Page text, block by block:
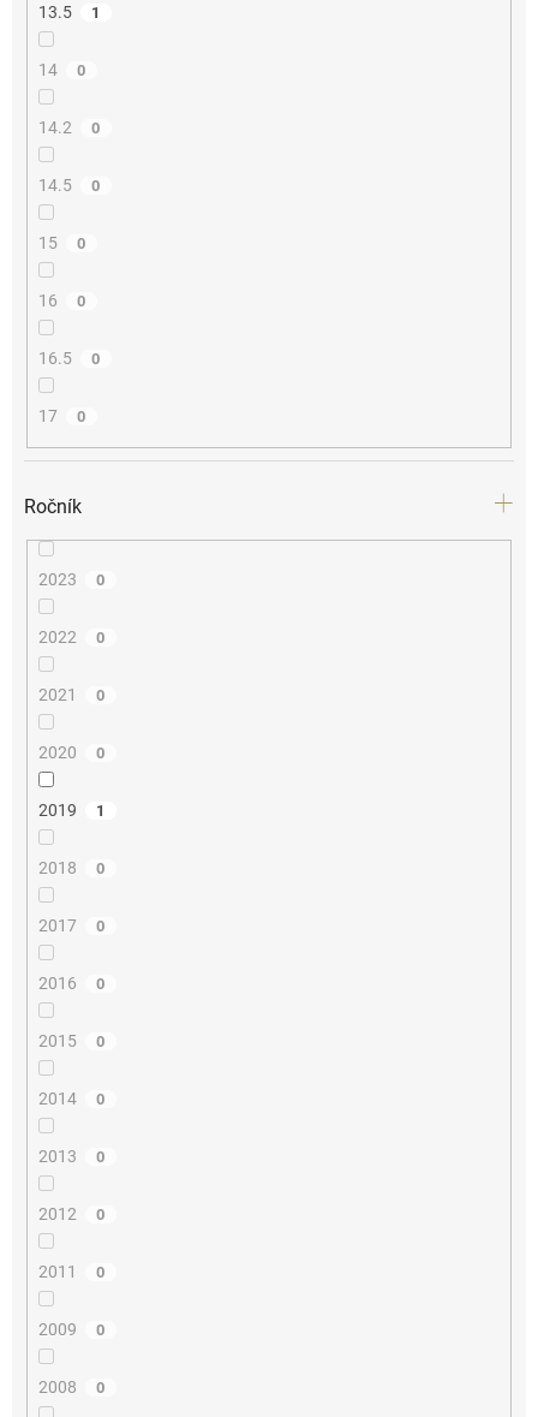
13.5 1
14 0
14.2 0
14.5 0
15 0
16 0
16.5 0
17 0
Ročník
2023 0
2022 0
2021 0
2020 0
2019 1
2018 0
2017 0
2016 0
2015 0
2014 0
2013 0
2012 0
2011 0
2009 0
2008 0